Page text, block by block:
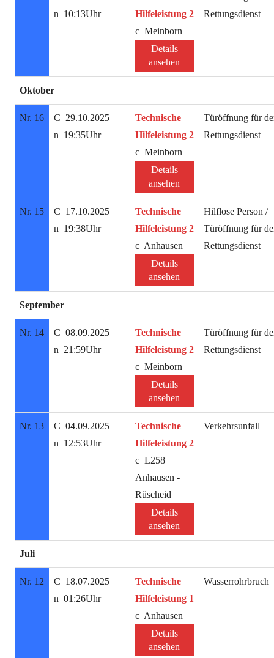
10:13Uhr
Hilfeleistung 2
Meinborn
Details
ansehen
Rettungsdienst
Oktober
Nr. 16
29.10.2025
19:35Uhr
Technische
Hilfeleistung 2
Meinborn
Details
ansehen
Türöffnung für
Rettungsdienst
Nr. 15
17.10.2025
19:38Uhr
Technische
Hilfeleistung 2
Anhausen
Details
ansehen
Hilflose Person /
Türöffnung für
Rettungsdienst
September
Nr. 14
08.09.2025
21:59Uhr
Technische
Hilfeleistung 2
Meinborn
Details
ansehen
Türöffnung für
Rettungsdienst
Nr. 13
04.09.2025
12:53Uhr
Technische
Hilfeleistung 2
L258
Anhausen -
Rüscheid
Details
ansehen
Verkehrsunfall
Juli
Nr. 12
18.07.2025
01:26Uhr
Technische
Hilfeleistung 1
Anhausen
Details
ansehen
Wasserrohrbruch